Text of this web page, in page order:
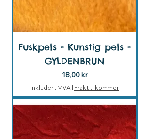
Fuskpels - Kunstig pels -
GYLDENBRUN
Pris
18,00 kr
Inkludert MVA | Frakt tilkommer